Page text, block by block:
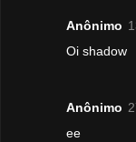
Anônimo
Oi shadow
Anônimo
ee